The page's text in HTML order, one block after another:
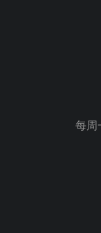
每周